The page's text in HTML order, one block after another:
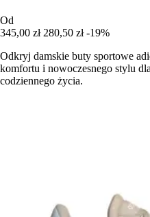
Od
345,00 zł 280,50 zł -19%
Odkryj damskie buty sportowe
komfortu i nowoczesnego stylu
codziennego życia.